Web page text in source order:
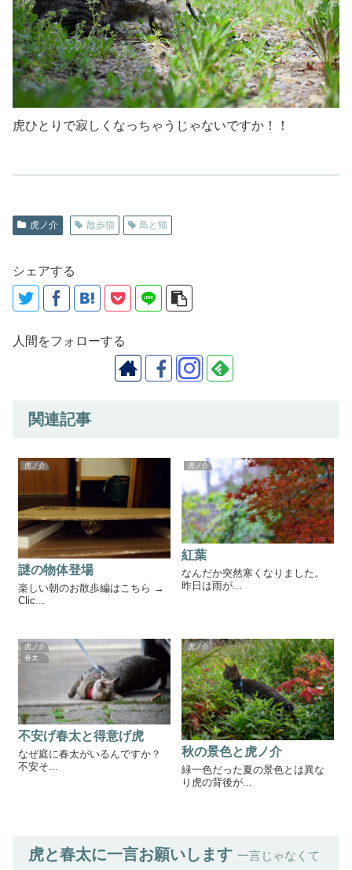
虎ひとりで寂しくなっちゃうじゃないですか！！
虎ノ介 散歩猫 鳥と猫
シェアする
人間をフォローする
関連記事
虎ノ介
謎の物体登場
楽しい朝のお散歩編はこちら →
Clic...
虎ノ介
紅葉
なんだか突然寒くなりました。
昨日は雨が...
虎ノ介
春太
不安げ春太と得意げ虎
なぜ庭に春太がいるんですか？
不安そ...
虎ノ介
秋の景色と虎ノ介
緑一色だった夏の景色とは異な
り虎の背後が...
虎と春太に一言お願いします 一言じゃなくて